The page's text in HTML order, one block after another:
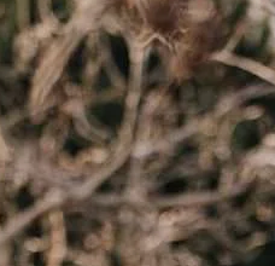
游
提
示
和
技